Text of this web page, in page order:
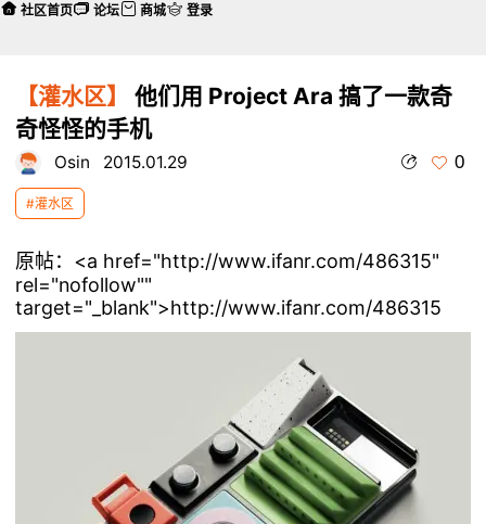
【灌水区】
他们用 Project Ara 搞了一款奇
奇怪怪的手机
Osin 2015.01.29 0
#灌水区
原帖：<a href="http://www.ifanr.com/486315"
rel="nofollow""
target="_blank">http://www.ifanr.com/486315
社区首页 论坛 商城 登录